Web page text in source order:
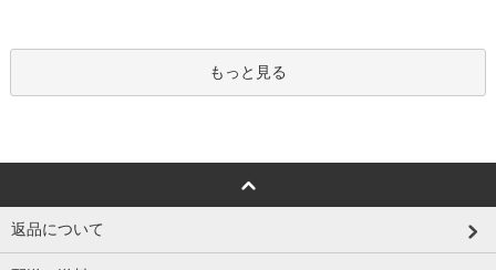
もっと見る
返品について